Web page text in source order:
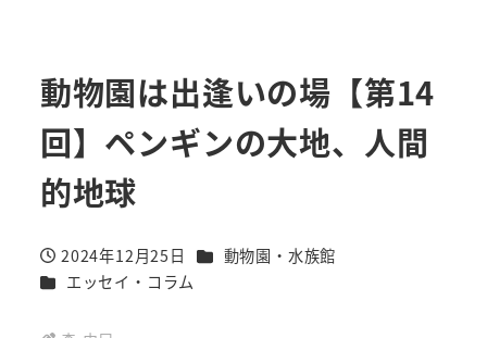
動物園は出逢いの場【第14
回】ペンギンの大地、人間
的地球
投稿日
2024年12月25日 カテゴリー
動物園・水族館
カテゴリー
エッセイ・コラム